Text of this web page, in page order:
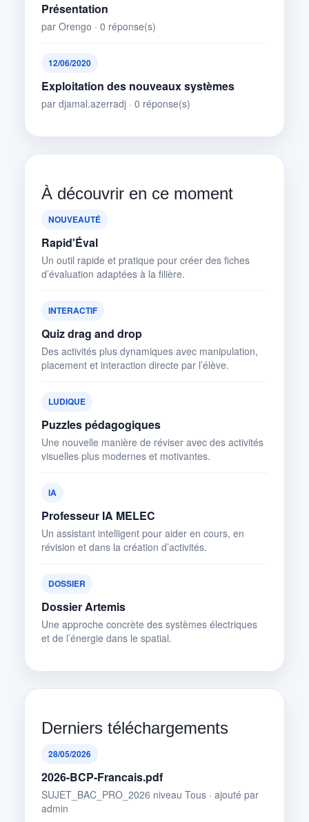
Présentation
par Orengo · 0 réponse(s)
12/06/2020
Exploitation des nouveaux systèmes
par djamal.azerradj · 0 réponse(s)
À découvrir en ce moment
NOUVEAUTÉ
Rapid'Éval
Un outil rapide et pratique pour créer des fiches
d’évaluation adaptées à la filière.
INTERACTIF
Quiz drag and drop
Des activités plus dynamiques avec manipulation,
placement et interaction directe par l’élève.
LUDIQUE
Puzzles pédagogiques
Une nouvelle manière de réviser avec des activités
visuelles plus modernes et motivantes.
IA
Professeur IA MELEC
Un assistant intelligent pour aider en cours, en
révision et dans la création d’activités.
DOSSIER
Dossier Artemis
Une approche concrète des systèmes électriques
et de l’énergie dans le spatial.
Derniers téléchargements
28/05/2026
2026-BCP-Francais.pdf
SUJET_BAC_PRO_2026 niveau Tous · ajouté par
admin